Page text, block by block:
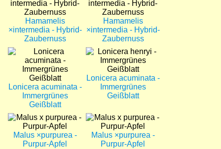
Hamamelis
×intermedia - Hybrid-
Zaubernuss
Hamamelis
×intermedia - Hybrid-
Zaubernuss
Bild
Lonicera acuminata -
Immergrünes
Geißblatt
Bild
Lonicera acuminata -
Immergrünes
Geißblatt
Bild
Malus ×purpurea -
Purpur-Apfel
Bild
Malus ×purpurea -
Purpur-Apfel